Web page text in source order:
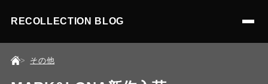
RECOLLECTION BLOG
その他